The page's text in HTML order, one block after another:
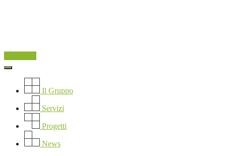
Il Gruppo
Servizi
Progetti
News